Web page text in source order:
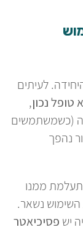
לעיתים
,
(כשמשתמשים
נהפך
ממנו
נשאר.
יש פסיכיאטר